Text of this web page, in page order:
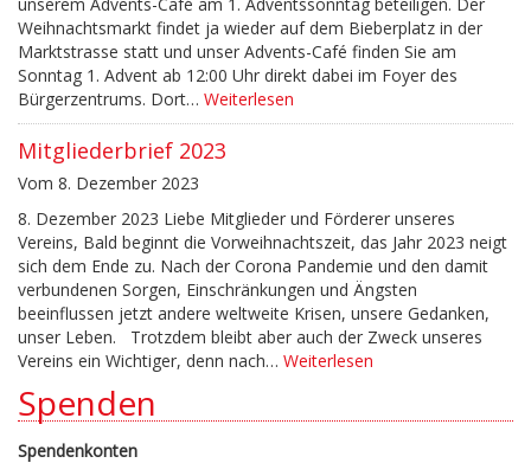
Weihnachtsmarkt findet ja wieder auf dem Bieberplatz in der
Marktstrasse statt und unser Advents-Café finden Sie am
Sonntag 1. Advent ab 12:00 Uhr direkt dabei im Foyer des
Bürgerzentrums. Dort… Weiterlesen
Mitgliederbrief 2023
Vom 8. Dezember 2023
8. Dezember 2023 Liebe Mitglieder und Förderer unseres
Vereins, Bald beginnt die Vorweihnachtszeit, das Jahr 2023 neigt
sich dem Ende zu. Nach der Corona Pandemie und den damit
verbundenen Sorgen, Einschränkungen und Ängsten
beeinflussen jetzt andere weltweite Krisen, unsere Gedanken,
unser Leben. Trotzdem bleibt aber auch der Zweck unseres
Vereins ein Wichtiger, denn nach… Weiterlesen
Spenden
Spendenkonten